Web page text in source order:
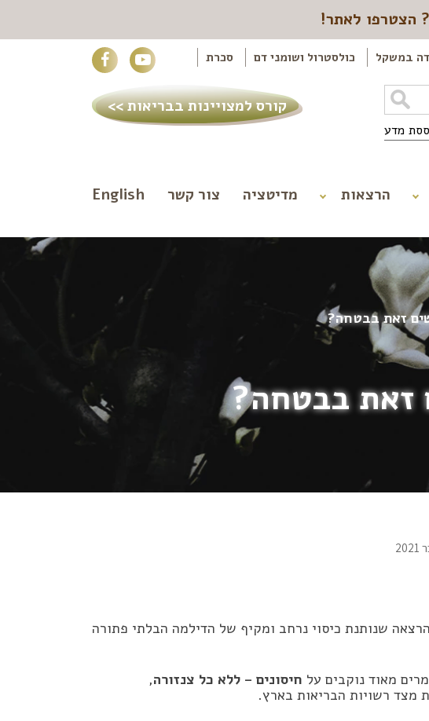
הצטרפו לאתר!
במשקל כולסטרול ושומני דם סכרת
מדע
קורס למצויינות בבריאות >>
הרצאות מדיטציה צור קשר English
זאת בבטחה?
זאת בבטחה?
שנותנת כיסוי נרחב ומקיף של הדילמה הבלתי פתורה
חיסונים – ללא כל צנזורה,
מצד רשויות הבריאות בארץ.